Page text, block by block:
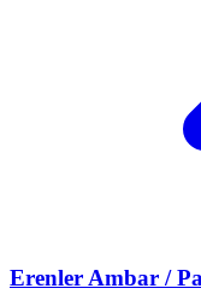
Erenler Ambar /